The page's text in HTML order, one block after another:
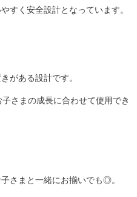
すく安全設計となっています。
がある設計です。
さまの成長に合わせて使用でき
さまと一緒にお揃いでも◎。